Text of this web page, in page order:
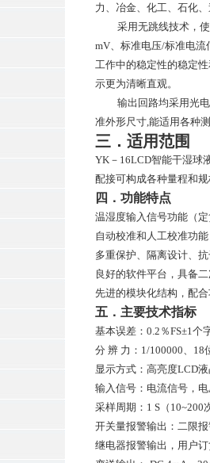
力、冶金、化工、石化
采用无跳线技术，
mV、标准电压/标准电
工作中的稳定性的稳定
示更为清晰直观。
输出回路均采用光
准外形尺寸,能适用各种
三．适用范围
YK－16LCD智能干湿球
配接可构成各种量程和
四．功能特点
温湿度输入信号功能（
自动校准和人工校准功能
多重保护、隔离设计、
良好的软件平台，具备
先进的模块化结构，配
五．主要技术指标
基本误差：0.2％FS±1个
分 辨 力：1/100000、
显示方式：高亮度LCD
输入信号：电流信号，
采样周期：1 S（10~200
开关量报警输出：二限
继电器报警输出，用户